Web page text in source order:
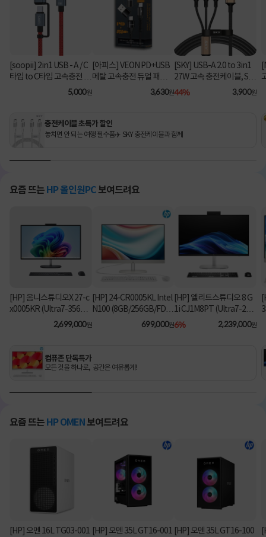
[soopii] 2in1 USB - A / C
타입 to C타입 고속충전 케
이블 PD 100W S52C [1.2
5,000원
[아피스] VEON PD+USB
메탈 고속충전 듀얼 패브릭
8핀 케이블
3,630원
[SKY] USB-A 2.0 to 3in1
27W 고속 충전케이블, SK
Y-A2-3IN1 [블랙/2m]
44% 3,900원
충전케이블 초특가 할인
놓치면 안 되는 여행 필수품✈️ SKY 충전케이블과 함께
요즘 뜨는 HP 올인원PC 보여드려요
[HP] 옴니스튜디오X 27-c
x0005KR (Ultra7-356H/
16GB/1TB/Win11Hom
2,699,000원
[HP] 24-CR0005KL Intel
N100 (8GB/256GB/FD)
[기본제품]
699,000원
[HP] 엘리트스튜디오 8 G
1i CJ1M8PT (Ultra7-26
5/8GB/512GB/Win11Pr
6% 2,239,000원
컴퓨존 단독특가
모든 것을 하나로, 공간은 여유롭게!
요즘 뜨는 HP OMEN 보여드려요
[HP] 오멘 16L TG03-001
[HP] 오멘 35L GT16-001
[HP] 오멘 35L GT16-100